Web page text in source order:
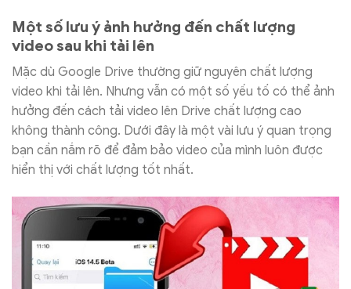
Một số lưu ý ảnh hưởng đến chất lượng
video sau khi tải lên
Mặc dù Google Drive thường giữ nguyên chất lượng
video khi tải lên. Nhưng vẫn có một số yếu tố có thể ảnh
hưởng đến cách tải video lên Drive chất lượng cao
không thành công. Dưới đây là một vài lưu ý quan trọng
bạn cần nắm rõ để đảm bảo video của mình luôn được
hiển thị với chất lượng tốt nhất.